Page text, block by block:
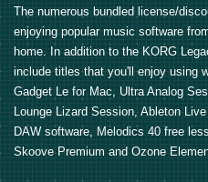
The numerous bundled license/
enjoying popular music software
home. In addition to the KORG
include titles that you'll enjoy using
Gadget Le for Mac, Ultra Analog
Lounge Lizard Session, Ableton
DAW software, Melodics 40 free
Skoove Premium and Ozone